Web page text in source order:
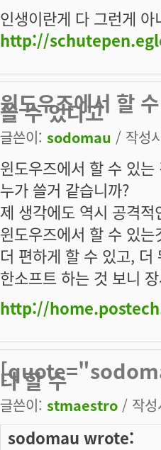
인생이란게 다 그런게
http://
윈도우즈에서 할
쓸 수 있다고
글쓴이: sodomau / 작성
윈도우즈에서 할 수 있
누가 쓸거 같습니까?
제 생각에도 역시 공격
윈도우즈에서 할 수 있
더 편하게 할 수 있고,
한소프트 하는 것 보니
http://
다 할 수
글쓴이: stmaestro / 작
sodomau wrote: